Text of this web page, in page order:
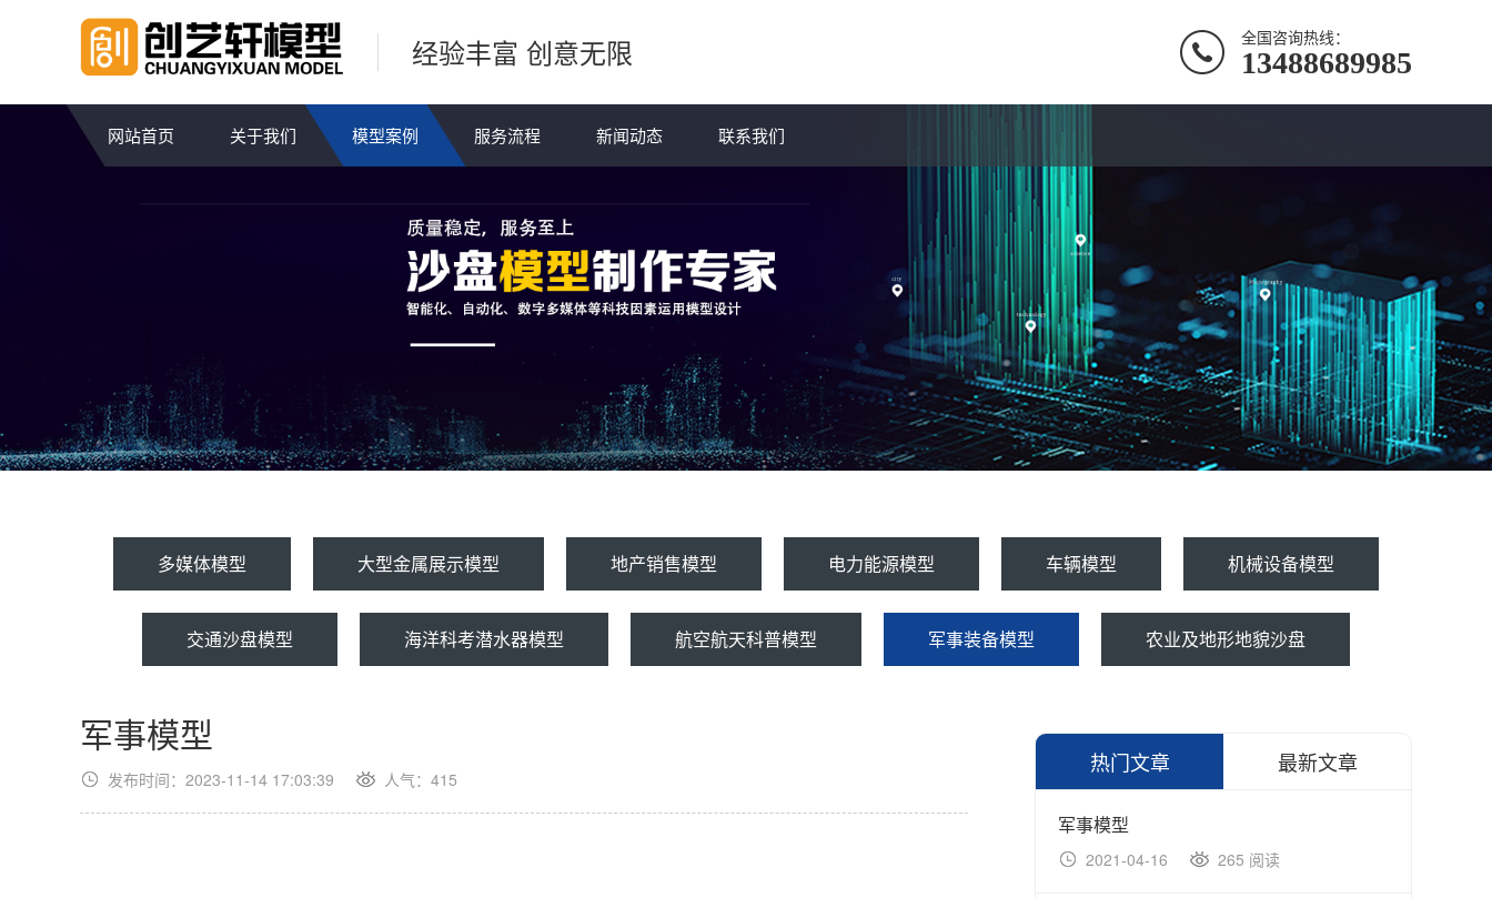
经验丰富 创意无限 全国咨询热线：
13488689985
网站首页 关于我们 模型案例 服务流程 新闻动态 联系我们
多媒体模型 大型金属展示模型 地产销售模型 电力能源模型 车辆模型 机械设备模型
交通沙盘模型 海洋科考潜水器模型 航空航天科普模型 军事装备模型 农业及地形地貌沙盘
军事模型
发布时间：2023-11-14 17:03:39 人气： 415
热门文章 最新文章
军事模型
2021-04-16 265 阅读